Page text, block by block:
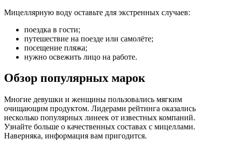
Мицеллярную воду оставьте для экстренных случаев:
поездка в гости;
путешествие на поезде или самолёте;
посещение пляжа;
нужно освежить лицо на работе.
Обзор популярных марок
Многие девушки и женщины пользовались мягким
очищающим продуктом. Лидерами рейтинга оказались
несколько популярных линеек от известных компаний.
Узнайте больше о качественных составах с мицеллами.
Наверняка, информация вам пригодится.